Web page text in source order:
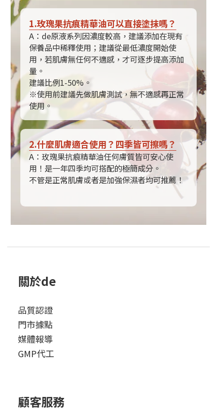
1.玫瑰果抗痕精華油可以直接塗抹嗎？
A：de原液系列因濃度較高，建議添加在現有
保養品中稀釋使用；建議從最低濃度開始使
用，若肌膚無任何不適感，才可逐步提高添加
量。
建議比例1-50%。
※使用前建議先做肌膚測試，無不適感再正常
使用。
2.什麼肌膚適合使用？四季皆可擦嗎？
A：玫瑰果抗痕精華油任何膚質皆可安心使
用！是一年四季均可搭配的極簡成分。
不管是正常肌膚或者是加強保濕者均可推薦！
關於de
品質認證
門市據點
媒體報導
GMP代工
顧客服務